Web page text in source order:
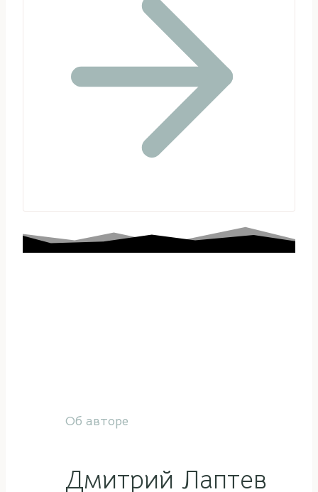
Об авторе
Дмитрий Лаптев